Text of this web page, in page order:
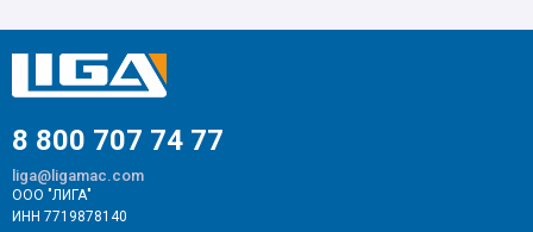
8 800 707 74 77
liga@ligamac.com
ООО "ЛИГА"
ИНН 7719878140